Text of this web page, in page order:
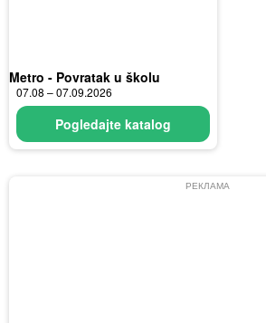
Metro - Povratak u školu
07.08 – 07.09.2026
Pogledajte katalog
РЕКЛАМА